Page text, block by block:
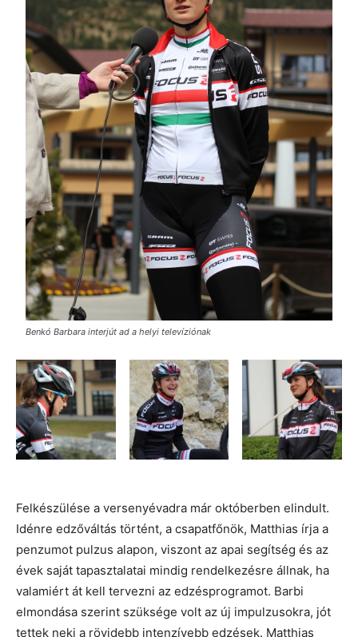
Benkó Barbara interjút ad a helyi televíziónak
Felkészülése a versenyévadra már októberben elindult.
Idénre edzőváltás történt, a csapatfőnök, Matthias írja a
penzumot pulzus alapon, viszont az apai segítség és az
évek saját tapasztalatai mindig rendelkezésre állnak, ha
valamiért át kell tervezni az edzésprogramot. Barbi
elmondása szerint szüksége volt az új impulzusokra, jót
tettek neki a rövidebb intenzívebb edzések. Matthias